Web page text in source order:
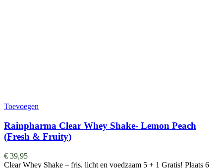
Toevoegen
Rainpharma Clear Whey Shake- Lemon Peach
(Fresh & Fruity)
€ 39,95
Clear Whey Shake – fris, licht en voedzaam 5 + 1 Gratis! Plaats 6